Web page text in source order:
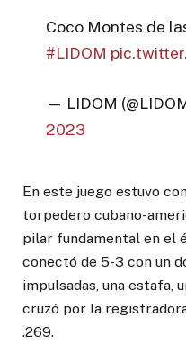
Coco Montes de
#LIDOM
— LIDOM
2023
En este juego estuvo
torpedero cubano-
pilar fundamental en el
conectó de 5-3 con un
impulsadas, una estafa,
cruzó por la
.269.